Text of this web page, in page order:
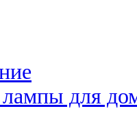
для